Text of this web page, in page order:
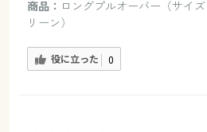
商品： ロングプルオーバー（サイ
リーン）
役に立った 0